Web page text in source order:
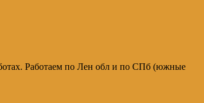
Работаем по Лен обл и по СПб (южные